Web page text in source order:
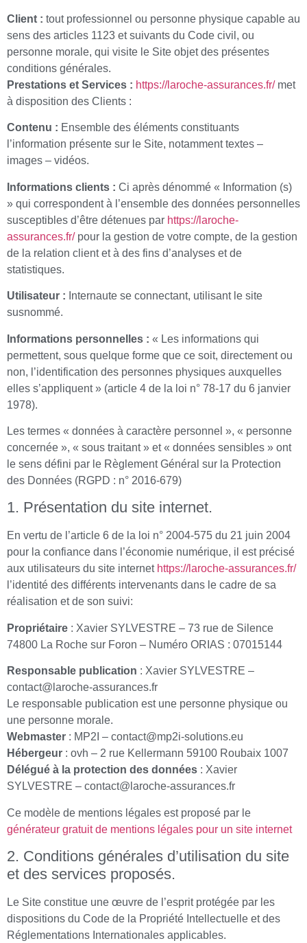
Client : tout professionnel ou personne physique capable au
sens des articles 1123 et suivants du Code civil, ou
personne morale, qui visite le Site objet des présentes
conditions générales.
Prestations et Services : https://laroche-assurances.fr/met
à disposition des Clients :
Contenu : Ensemble des éléments constituants
l’information présente sur le Site, notamment textes –
images – vidéos.
Informations clients : Ci après dénommé « Information (s)
» qui correspondent à l’ensemble des données personnelles
susceptibles d’être détenues par https://laroche-
assurances.fr/pour la gestion de votre compte, de la gestion
de la relation client et à des fins d’analyses et de
statistiques.
Utilisateur : Internaute se connectant, utilisant le site
susnommé.
Informations personnelles : « Les informations qui
permettent, sous quelque forme que ce soit, directement ou
non, l’identification des personnes physiques auxquelles
elles s’appliquent » (article 4 de la loi n° 78-17 du 6 janvier
1978).
Les termes « données à caractère personnel », « personne
concernée », « sous traitant » et « données sensibles » ont
le sens défini par le Règlement Général sur la Protection
des Données (RGPD : n° 2016-679)
1. Présentation du site internet.
En vertu de l’article 6 de la loi n° 2004-575 du 21 juin 2004
pour la confiance dans l’économie numérique, il est précisé
aux utilisateurs du site internet https://laroche-assurances.fr/
l’identité des différents intervenants dans le cadre de sa
réalisation et de son suivi:
Propriétaire : Xavier SYLVESTRE – 73 rue de Silence
74800 La Roche sur Foron – Numéro ORIAS : 07015144
Responsable publication : Xavier SYLVESTRE –
contact@laroche-assurances.fr
Le responsable publication est une personne physique ou
une personne morale.
Webmaster : MP2I – contact@mp2i-solutions.eu
Hébergeur : ovh – 2 rue Kellermann 59100 Roubaix 1007
Délégué à la protection des données : Xavier
SYLVESTRE – contact@laroche-assurances.fr
Ce modèle de mentions légales est proposé par le
générateur gratuit de mentions légales pour un site internet
2. Conditions générales d’utilisation du site
et des services proposés.
Le Site constitue une œuvre de l’esprit protégée par les
dispositions du Code de la Propriété Intellectuelle et des
Réglementations Internationales applicables.